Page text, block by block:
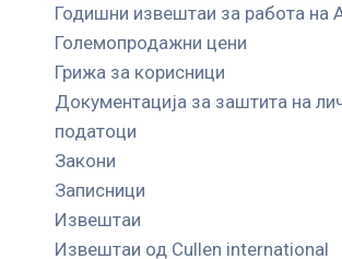
Годишни извештаи за работа на
Големопродажни цени
Грижа за корисници
Документација за заштита на
податоци
Закони
Записници
Извештаи
Извештаи од Cullen international